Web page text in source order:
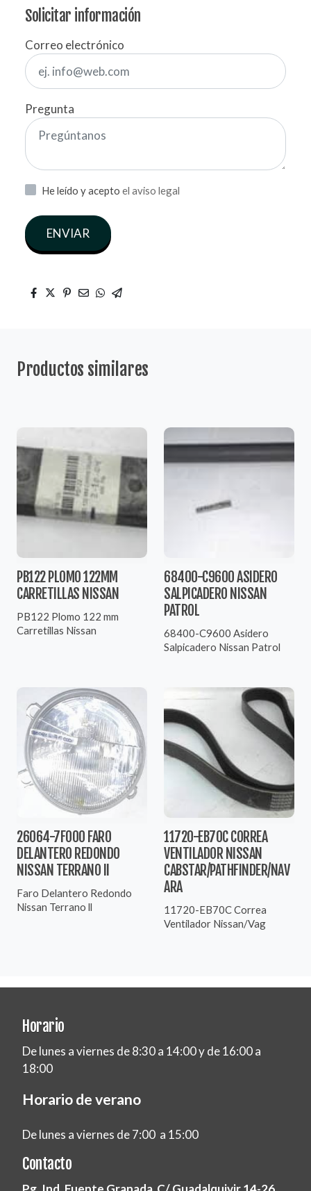
Solicitar información
Correo electrónico
Pregunta
He leído y acepto el aviso legal
ENVIAR
Productos similares
PB122 PLOMO 122MM
CARRETILLAS NISSAN
PB122 Plomo 122 mm
Carretillas Nissan
68400-C9600 ASIDERO
SALPICADERO NISSAN
PATROL
68400-C9600 Asidero
Salpicadero Nissan Patrol
26064-7F000 FARO
DELANTERO REDONDO
NISSAN TERRANO II
Faro Delantero Redondo
Nissan Terrano ll
11720-EB70C CORREA
VENTILADOR NISSAN
CABSTAR/PATHFINDER/NAV
ARA
11720-EB70C Correa
Ventilador Nissan/Vag
Horario
De lunes a viernes de 8:30 a 14:00 y de 16:00 a
18:00
Horario de verano
De lunes a viernes de 7:00 a 15:00
Contacto